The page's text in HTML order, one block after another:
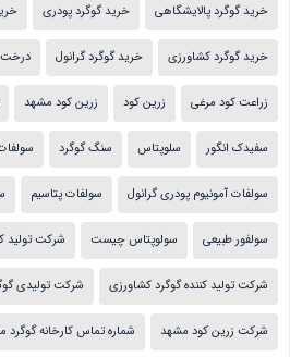
خرید گوگرد پالایشگاهی خرید گوگرد پودری
خرید گوگرد کشاورزی خرید گوگرد گرانول درخت
زراعت کود مرغی زرین کود زرین کود مشهد
سفیدک انگور سلوپتاس سنگ گوگرد
سولفات آمونیوم پودری گرانول سولفات پتاسیم
سولفور طبیعی سولوپتاس چیست شرکت تولید
شرکت تولید کننده گوگرد کشاورزی شرکت تولیدی
شرکت زرین کود مشهد شماره تماس کارخانه گوگرد